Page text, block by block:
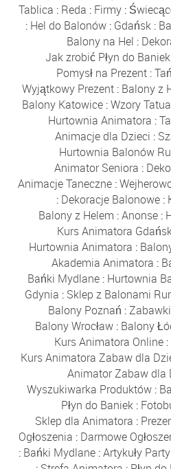
Tablica : Reda : Firmy:
: Hel do Balonów: Gdańsk:
Balony na Hel :
Jak zrobić Płyn do Baniek
Pomysł na Prezent :
Wyjątkowy Prezent: Balony z
Balony Katowice:Wzory
Hurtownia Animatora :
Animacje dla Dzieci :
Hurtownia Balonów
Animator Seniora :
Animacje Taneczne :
: Dekoracje Balonowe :
Balony z Helem :Anonse :
Kurs Animatora
Hurtownia Animatora :
Akademia Animatora :
Bańki Mydlane : Hurtownia
Gdynia : Sklep z Balonami
Balony Poznań :Zabawki
Balony Wrocław : Balony
Kurs Animatora Online :
Kurs Animatora Zabaw dla
Animator Zabaw dla
Wyszukiwarka Produktów :
Płyn do Baniek:
Sklep dla Animatora :
Ogłoszenia : Darmowe
: Bańki Mydlane :Artykuły Party